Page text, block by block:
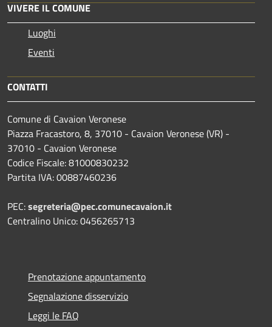
VIVERE IL COMUNE
Luoghi
Eventi
CONTATTI
Comune di Cavaion Veronese
Piazza Fracastoro, 8, 37010 - Cavaion Veronese (VR) -
37010 - Cavaion Veronese
Codice Fiscale: 81000830232
Partita IVA: 00887460236
PEC:segreteria@pec.comunecavaion.it
Centralino Unico: 0456265713
Prenotazione appuntamento
Segnalazione disservizio
Leggi le FAQ